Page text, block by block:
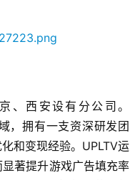
、西安设有分公司。
，拥有一支资深研发团
和变现经验。UPLTV运
著提升游戏广告填充率